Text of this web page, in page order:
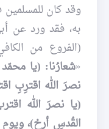
وقد كان
به، فقد ورد عن
«شعارُنا: (يا
نصرَ الله اقترِبِ
(يا نصرَ الله
القُدسِ أرِحْ)، ويوم